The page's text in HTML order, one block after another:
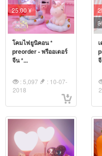
25.00 ¥
โคมไฟยูนิคอน *
preorder - พรีออเดอร์
จีน *...
: 5,097
: 10-07-
2018